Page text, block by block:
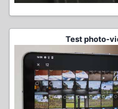
Test photo-